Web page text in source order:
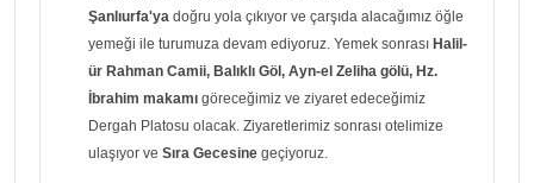
Şanlıurfa'ya doğru yola çıkıyor ve çarşıda alacağımız öğle
yemeği ile turumuza devam ediyoruz. Yemek sonrası Halil-
ür Rahman Camii, Balıklı Göl, Ayn-el Zeliha gölü, Hz.
İbrahim makamı göreceğimiz ve ziyaret edeceğimiz
Dergah Platosu olacak. Ziyaretlerimiz sonrası otelimize
ulaşıyor ve Sıra Gecesine geçiyoruz.